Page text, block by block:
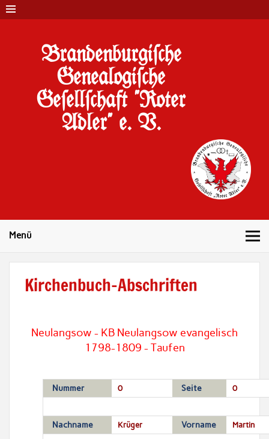
Brandenburgi#che
Genealogi#che
Ge#ell#chaft "Roter
Adler" e. V.
Menü
Kirchenbuch-Abschriften
Neulangsow - KB Neulangsow evangelisch
1798-1809 - Taufen
Nummer 0 Seite 0
Nachname Krüger Vorname Martin